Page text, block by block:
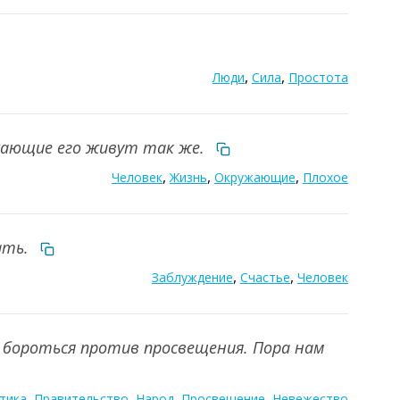
Люди, Сила, Простота
его живут так же.
Человек,Жизнь, Окружающие, Плохое
Заблуждение, Счастье, Человек
против просвещения. Пора нам